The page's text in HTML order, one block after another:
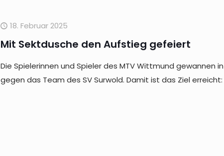
18. Februar 2025
Mit Sektdusche den Aufstieg gefeiert
Die Spielerinnen und Spieler des MTV Wittmund gewannen
gegen das Team des SV Surwold. Damit ist das Ziel